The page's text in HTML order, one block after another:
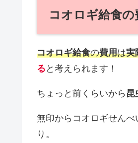
コオロギ給食の
コオロギ給食の費用は実
る と考えられます！
ちょっと前くらいから 昆
無印からコオロギせん
り。